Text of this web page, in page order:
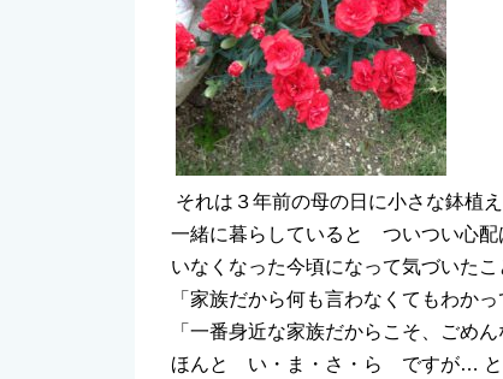
それは３年前の母の日に小さな鉢植え
一緒に暮らしていると ついつい心
いなくなった今頃になって気づいたこ
「家族だから何も言わなくてもわか
「一番身近な家族だからこそ、ごめ
ほんと い・ま・さ・ら ですが… と